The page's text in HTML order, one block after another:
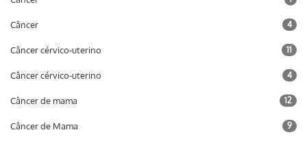
Câncer 4
Câncer cérvico-uterino 11
Câncer cérvico-uterino 4
Câncer de mama 12
Câncer de Mama 9